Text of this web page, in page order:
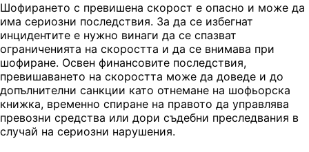
Шофирането с превишена скорост е опасно и може да
има сериозни последствия. За да се избегнат
инцидентите е нужно винаги да се спазват
ограниченията на скоростта и да се внимава при
шофиране. Освен финансовите последствия,
превишаването на скоростта може да доведе и до
допълнителни санкции като отнемане на шофьорска
книжка, временно спиране на правото да управлява
превозни средства или дори съдебни преследвания в
случай на сериозни нарушения.